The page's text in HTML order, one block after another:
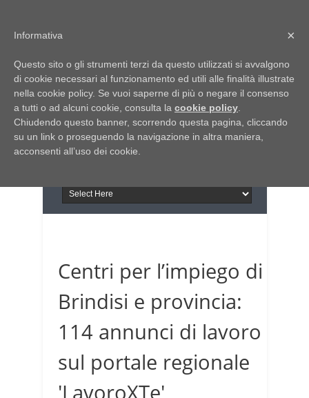
Italia Notizie
Giornale di Basilicata
Giornale di Puglia
INFORMAPUGLIA
Il portale n.1 del lavoro
in Puglia
Centri per l’impiego di
Brindisi e provincia:
114 annunci di lavoro
sul portale regionale
'LavoroXTe'
×
Informativa
Questo sito o gli strumenti terzi da questo utilizzati si avvalgono
di cookie necessari al funzionamento ed utili alle finalità illustrate
nella cookie policy. Se vuoi saperne di più o negare il consenso
a tutti o ad alcuni cookie, consulta la cookie policy
Chiudendo questo banner, scorrendo questa pagina, cliccando
su un link o proseguendo la navigazione in altra maniera,
acconsenti all’uso dei cookie.